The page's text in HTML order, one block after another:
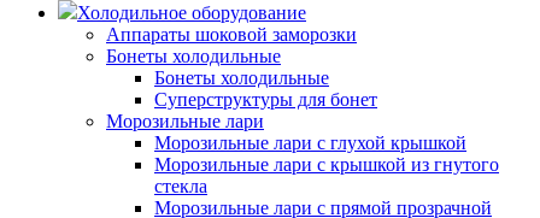
Холодильное оборудование
Аппараты шоковой заморозки
Бонеты холодильные
Бонеты холодильные
Суперструктуры для бонет
Морозильные лари
Морозильные лари с глухой крышкой
Морозильные лари с крышкой из гнутого
стекла
Морозильные лари с прямой прозрачной